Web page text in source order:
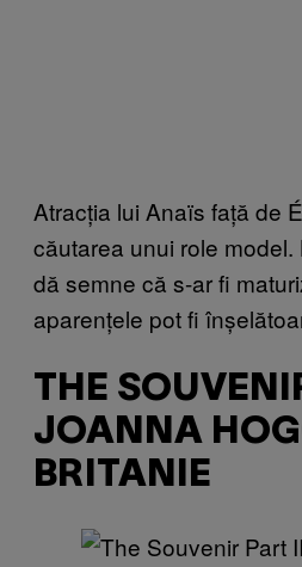
Atracția lui Anaïs față de
căutarea unui role
dă semne că s-ar fi
aparențele pot fi
THE
JOANNA
BRITANIE